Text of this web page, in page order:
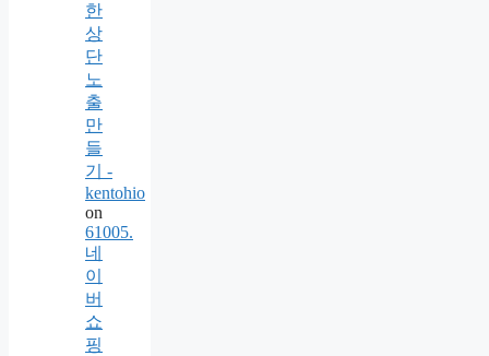
한
상
단
노
출
만
들
기 -
kentohio
on
61005.
네
이
버
쇼
핑